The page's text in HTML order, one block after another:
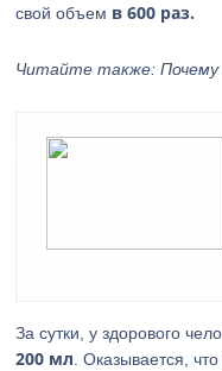
свой объем в 600 раз.
Читайте также: Почему
За сутки, у здорового
200 мл . Оказывается,